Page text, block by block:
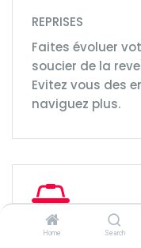
Home Search
REPRISES
Faites évoluer
soucier de la
Evitez vous des
naviguez plus.